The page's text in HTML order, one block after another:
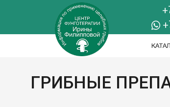
ГРИБНЫЕ